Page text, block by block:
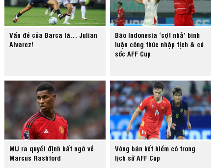
Vấn đề của Barca là… Julian
Alvarez!
Báo Indonesia ‘cợt nhả’ bình
luận công thức nhập tịch & cú
sốc AFF Cup
MU ra quyết định bất ngờ về
Marcus Rashford
Vòng bán kết hiếm có trong
lịch sử AFF Cup